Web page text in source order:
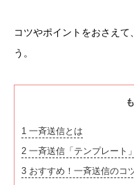
コツやポイントをおさえ
う。
1 一斉送信とは
2 一斉送信「テンプレート
3 おすすめ！一斉送信のコ